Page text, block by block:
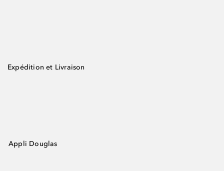
Expédition et Livraison
Appli Douglas